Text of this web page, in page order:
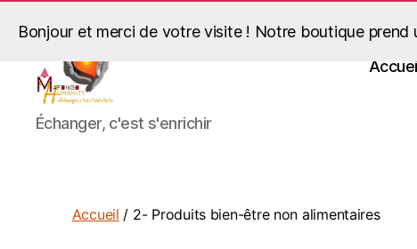
Bonjour et merci de votre visite ! Notre boutique prend
Mafongo
Humanity
Échanger, c'est s'enrichir
Accueil / 2- Produits bien-être non alimentaires